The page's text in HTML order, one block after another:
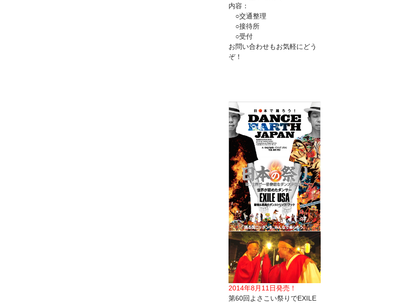
内容：
○交通整理
○接待所
○受付
お問い合わせもお気軽にどう
ぞ！
2014年8月11日発売！
第60回よさこい祭りでEXILE